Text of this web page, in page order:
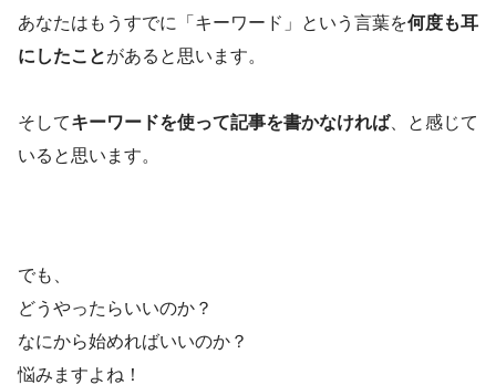
あなたはもうすでに 「キーワード」 という言葉を何度も耳
にしたことがあると思います。
そしてキーワードを使って記事を書かなければ、と感じて
いると思います。
でも、
どうやったらいいのか？
なにから始めればいいのか？
悩みますよね！